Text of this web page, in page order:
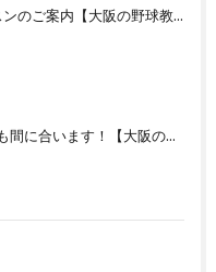
野球の個別レッスンのご案内【大阪の野球教室 野球塾】
中学3年生からでも間に合います！【大阪の野球教室 野球塾】